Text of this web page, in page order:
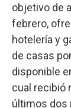
objetivo de
febrero,
hotelería y
de casas
disponible
cual recibió
últimos dos